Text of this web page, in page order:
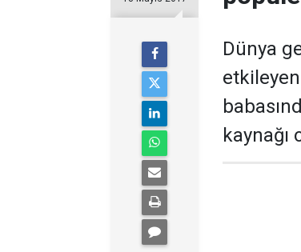
Dünya
etkileyen
kaynağı